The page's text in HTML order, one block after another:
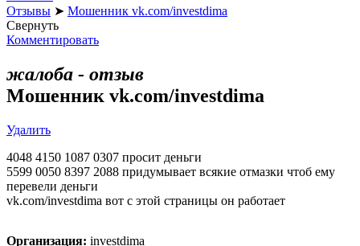
Отзывы ➤ Мошенник vk.com/investdima
Свернуть
Комментировать
жалоба - отзыв
Мошенник vk.com/investdima
Удалить
4048 4150 1087 0307 просит деньги
5599 0050 8397 2088 придумывает всякие отмазки чтоб ему
перевели деньги
vk.com/investdima вот с этой страницы он работает
Организация: investdima